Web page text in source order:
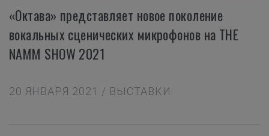
«Октава» представляет новое поколение
вокальных сценических микрофонов на THE
NAMM SHOW 2021
20 ЯНВАРЯ 2021 / ВЫСТАВКИ